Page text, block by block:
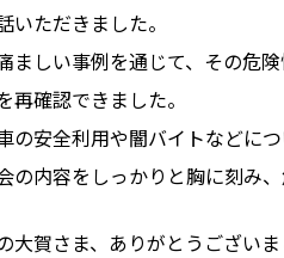
いただきました。
ましい事例を通じて、その危
再確認できました。
の安全利用や闇バイトなどに
の内容をしっかりと胸に刻み
大賀さま、ありがとうございま